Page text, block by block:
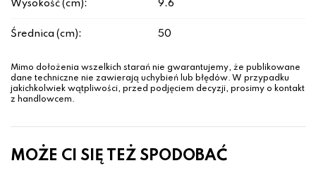
Wysokość (cm): 9.6
Średnica (cm): 50
Mimo dołożenia wszelkich starań nie gwarantujemy, że publikowane
dane techniczne nie zawierają uchybień lub błędów. W przypadku
jakichkolwiek wątpliwości, przed podjęciem decyzji, prosimy o kontakt
z handlowcem.
MOŻE CI SIĘ TEŻ SPODOBAĆ